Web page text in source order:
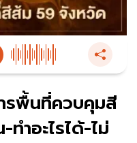
รพื้นที่ควบคุมสี
ำอะไรได้-ไม่